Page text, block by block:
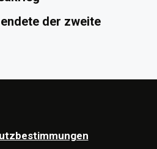
der zweite